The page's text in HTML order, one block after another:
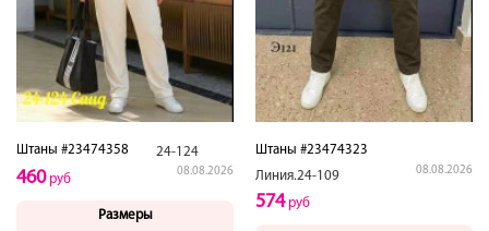
Штаны #23474358 24-124
08.08.2026
460руб
Размеры
Штаны #23474323
Линия.24-109
08.08.2026
574руб